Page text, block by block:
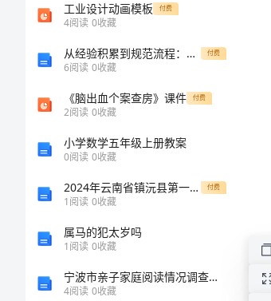
工业设计动画模板 付费
4阅读 0收藏
从经验积累到规范流程：银行审计人员如何应对复杂业务场景 付费
6阅读 0收藏
《脑出血个案查房》课件 付费
2阅读 0收藏
小学数学五年级上册教案
0阅读 0收藏
2024年云南省镇沅县第一中学高一生物下学期期末质量跟踪监视试题含解析 付费
1阅读 0收藏
属马的犯太岁吗
1阅读 0收藏
宁波市亲子家庭阅读情况调查报告2
4阅读 0收藏